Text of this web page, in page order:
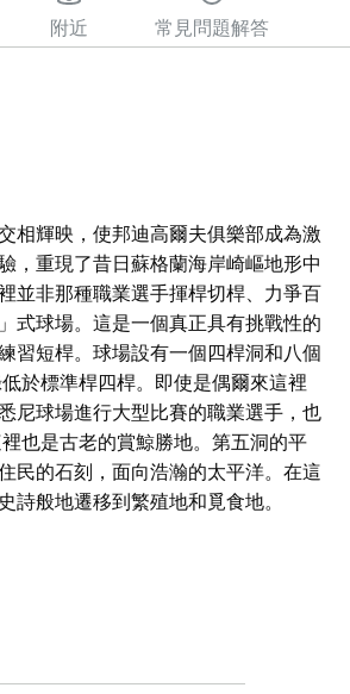
附近 常見問題解答
相輝映，使邦迪高爾夫俱樂部成為激
，重現了昔日蘇格蘭海岸崎嶇地形中
並非那種職業選手揮桿切桿、力爭百
式球場。這是一個真正具有挑戰性的
習短桿。球場設有一個四桿洞和八個
於標準桿四桿。即使是偶爾來這裡
尼球場進行大型比賽的職業選手，也
也是古老的賞鯨勝地。第五洞的平
民的石刻，面向浩瀚的太平洋。在這
詩般地遷移到繁殖地和覓食地。
，重現了昔日蘇格蘭海岸崎嶇地形中
並非那種職業選手揮桿切桿、力爭百
式球場。這是一個真正具有挑戰性的
習短桿。球場設有一個四桿洞和八個